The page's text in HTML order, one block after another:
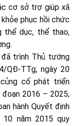
cơ sở trợ giúp xã
phục hồi chức
thể dục, thể thao,
trình Thủ tướng
QĐ-TTg, ngày 20
cố phát triển
2016 – 2025;
hành Quyết định
10 năm 2015 quy